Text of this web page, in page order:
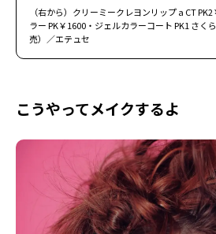
（右から）クリーミークレヨンリップ a CT
ラー PK￥1600・ジェルカラーコート PK1 さく
売）／エテュセ
こうやってメイクするよ